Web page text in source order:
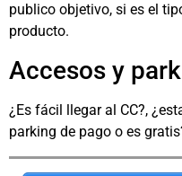
publico objetivo, si es el
producto.
Accesos y
¿Es fácil llegar al CC?,
parking de pago o es